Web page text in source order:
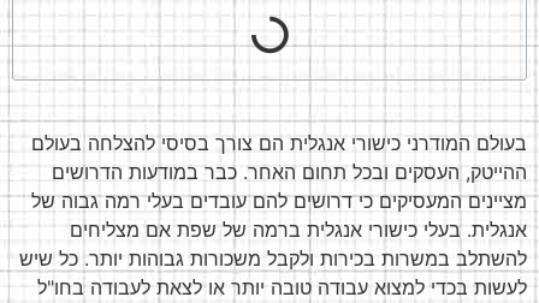
בעולם המודרני כישורי אנגלית הם צורך בסיסי להצלחה בעולם
ההייטק, העסקים ובכל תחום האחר. כבר במודעות הדרושים
מציינים המעסיקים כי דרושים להם עובדים בעלי רמה גבוה של
אנגלית. בעלי כישורי אנגלית ברמה של שפת אם מצליחים
להשתלב במשרות בכירות ולקבל משכורות גבוהות יותר. כל שיש
לעשות בכדי למצוא עבודה טובה יותר או לצאת לעבודה בחו"ל